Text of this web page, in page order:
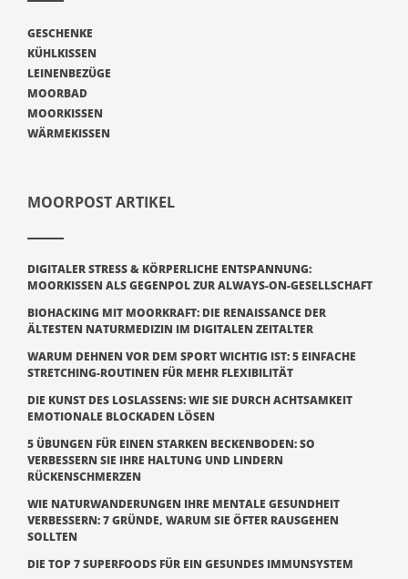
GESCHENKE
KÜHLKISSEN
LEINENBEZÜGE
MOORBAD
MOORKISSEN
WÄRMEKISSEN
MOORPOST ARTIKEL
DIGITALER STRESS & KÖRPERLICHE ENTSPANNUNG:
MOORKISSEN ALS GEGENPOL ZUR ALWAYS-ON-GESELLSCHAFT
BIOHACKING MIT MOORKRAFT: DIE RENAISSANCE DER
ÄLTESTEN NATURMEDIZIN IM DIGITALEN ZEITALTER
WARUM DEHNEN VOR DEM SPORT WICHTIG IST: 5 EINFACHE
STRETCHING-ROUTINEN FÜR MEHR FLEXIBILITÄT
DIE KUNST DES LOSLASSENS: WIE SIE DURCH ACHTSAMKEIT
EMOTIONALE BLOCKADEN LÖSEN
5 ÜBUNGEN FÜR EINEN STARKEN BECKENBODEN: SO
VERBESSERN SIE IHRE HALTUNG UND LINDERN
RÜCKENSCHMERZEN
WIE NATURWANDERUNGEN IHRE MENTALE GESUNDHEIT
VERBESSERN: 7 GRÜNDE, WARUM SIE ÖFTER RAUSGEHEN
SOLLTEN
DIE TOP 7 SUPERFOODS FÜR EIN GESUNDES IMMUNSYSTEM